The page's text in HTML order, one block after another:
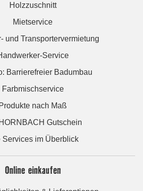
Holzzuschnitt
Mietservice
und Transportervermietung
Service
Barrierefreier Badumbau
Farbmischservice
Produkte nach Maß
Gutschein
Services im Überblick
Online einkaufen